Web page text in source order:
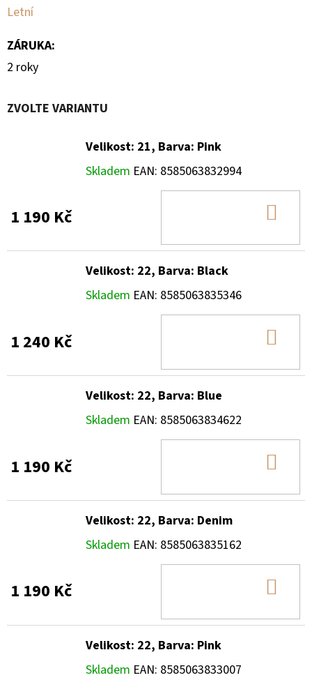
Letní
ZÁRUKA:
2 roky
ZVOLTE VARIANTU
Velikost: 21, Barva: Pink
Skladem EAN: 8585063832994
1 190 Kč
Velikost: 22, Barva: Black
Skladem EAN: 8585063835346
1 240 Kč
Velikost: 22, Barva: Blue
Skladem EAN: 8585063834622
1 190 Kč
Velikost: 22, Barva: Denim
Skladem EAN: 8585063835162
1 190 Kč
Velikost: 22, Barva: Pink
Skladem EAN: 8585063833007